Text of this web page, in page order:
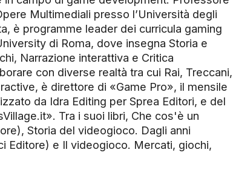
Multimediali presso l’Università degli
è programme leader dei curricula gaming
di Roma, dove insegna Storia e
Narrazione interattiva e Critica
con diverse realtà tra cui Rai, Treccani,
è direttore di «Game Pro», il mensile
da Idra Editing per Sprea Editori, e del
Tra i suoi libri, Che cos'è un
Storia del videogioco. Dagli anni
Editore) e Il videogioco. Mercati, giochi,